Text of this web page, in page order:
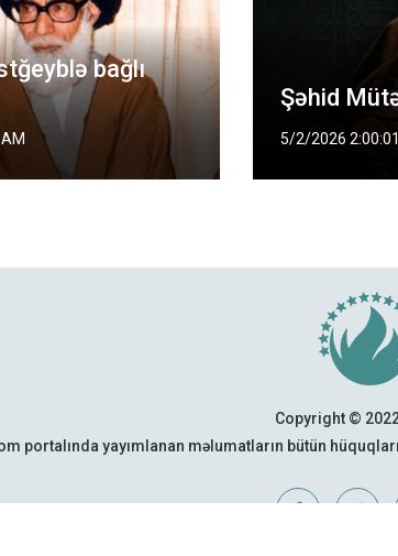
bağlı
Şəhid
5/2/2026
Copyright ©
portalında yayımlanan məlumatların bütün